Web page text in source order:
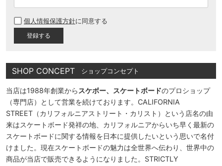
須
個人情報保護方針に同意する
SHOP CONCEPT ショップコンセプト
当店は1988年創業から スケボー、スケートボードのプロショップ
（専門店）として営業を続けております。CALIFORNIA
STREET（カリフォルニアストリート・カリスト）という店名の由
来はスケートボード発祥の地、カリフォルニアからいち早く最新の
スケートボードに関する情報を日本に提供したいという思いで名付
けました。現在スケートボードの魅力は全世界へ伝わり、世界中の
商品が当店で販売できるようになりました。STRICTLY